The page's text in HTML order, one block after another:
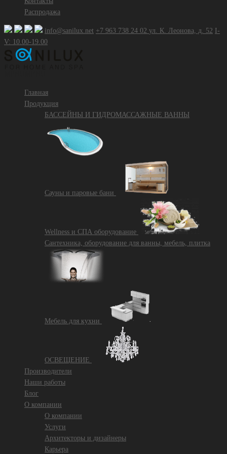
Распродажа
info@sanilux.net +7 963 738 24 02 ул. К. Леонова, д. 52 I-
V: 10.00-19.00
Главная
Продукция
БАССЕЙНЫ И ГИДРОМАССАЖНЫЕ ВАННЫ
Сауны и паровые бани
Wellness и СПА оборудование
Сантехника, оборудование для ванны, мебель, плитка
Mебель для кухни
ОСВЕЩЕНИЕ
Производители
Наши работы
Блог
О компании
О компании
Услуги
Архитекторы и дизайнеры
Карьера